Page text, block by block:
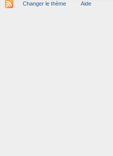
Changer le thème Aide